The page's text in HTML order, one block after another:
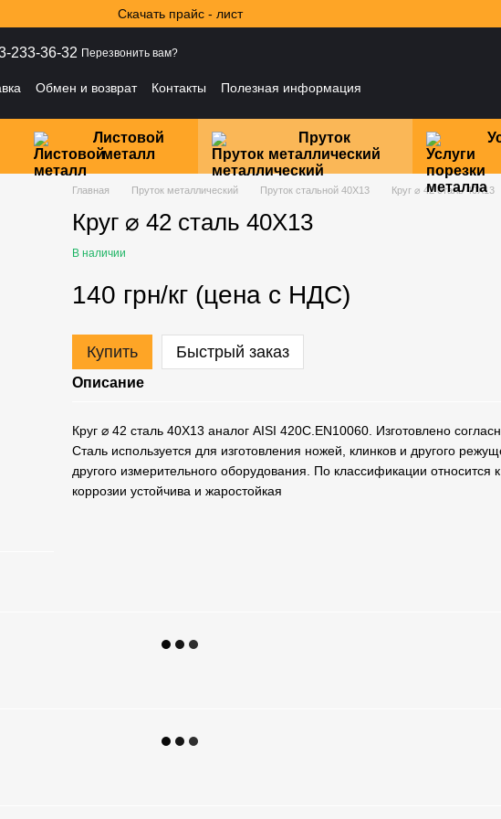
Скачать прайс - лист
233-36-32 Перезвонить вам?
Обмен и возврат Контакты
Полезная информация
Листовой
металл
Пруток
металлический
Главная Пруток металлический Пруток стальной 40Х13 Круг ⌀ 42 сталь 40Х13
Круг ⌀ 42 сталь 40Х13
В наличии
140 грн/кг (цена с НДС)
Купить Быстрый заказ
Описание
Круг ⌀ 42 сталь 40Х13 аналог AISI 420C.EN10060. Изготовлено
Сталь используется для изготовления ножей, клинков и другого
другого измерительного оборудования. По классификации относится
коррозии устойчива и жаростойкая